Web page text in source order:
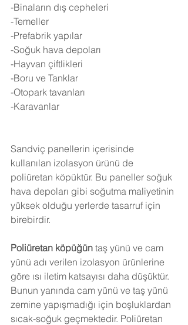
-Binaların dış cepheleri
-Temeller
-Prefabrik yapılar
-Soğuk hava depoları
-Hayvan çiftlikleri
-Boru ve Tanklar
-Otopark tavanları
-Karavanlar
Sandviç panellerin içerisinde
kullanılan izolasyon ürünü de
poliüretan köpüktür. Bu paneller soğuk
hava depoları gibi soğutma maliyetinin
yüksek olduğu yerlerde tasarruf için
birebirdir.
Poliüretan köpüğün taş yünü ve cam
yünü adı verilen izolasyon ürünlerine
göre ısı iletim katsayısı daha düşüktür.
Bunun yanında cam yünü ve taş yünü
zemine yapışmadığı için boşluklardan
sıcak-soğuk geçmektedir. Poliüretan